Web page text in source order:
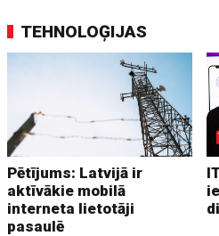
TEHNOLOĢIJAS
Pētījums: Latvijā ir
aktīvākie mobilā
interneta lietotāji
pasaulē